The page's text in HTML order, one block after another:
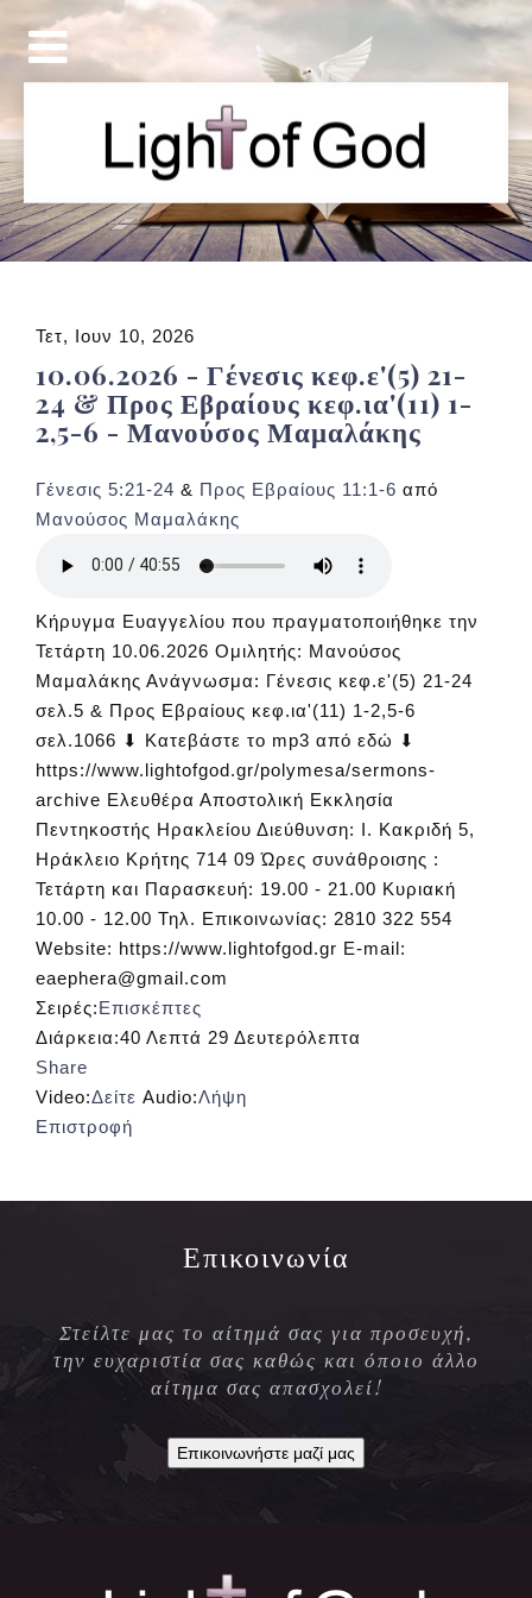
Τετ, Ιουν 10, 2026
10.06.2026 - Γένεσις κεφ.ε'(5) 21-
24 & Προς Εβραίους κεφ.ια'(11) 1-
2,5-6 - Μανούσος Μαμαλάκης
Γένεσις 5:21-24 & Προς Εβραίους 11:1-6 από
Μανούσος Μαμαλάκης
Κήρυγμα Ευαγγελίου που πραγματοποιήθηκε την
Τετάρτη 10.06.2026 Ομιλητής: Μανούσος
Μαμαλάκης Ανάγνωσμα: Γένεσις κεφ.ε'(5) 21-24
σελ.5 & Προς Εβραίους κεφ.ια'(11) 1-2,5-6
σελ.1066 ⬇ Κατεβάστε το mp3 από εδώ ⬇
https://www.lightofgod.gr/polymesa/sermons-
archive Ελευθέρα Αποστολική Εκκλησία
Πεντηκοστής Ηρακλείου Διεύθυνση: Ι. Κακριδή 5,
Ηράκλειο Κρήτης 714 09 Ώρες συνάθροισης :
Τετάρτη και Παρασκευή: 19.00 - 21.00 Κυριακή
10.00 - 12.00 Τηλ. Επικοινωνίας: 2810 322 554
Website: https://www.lightofgod.gr E-mail:
eaephera@gmail.com
Σειρές:Επισκέπτες
Διάρκεια:40 Λεπτά 29 Δευτερόλεπτα
Share
Video:Δείτε Audio:Λήψη
Επιστροφή
Επικοινωνία
Στείλτε μας το αίτημά σας για προσευχή,
την ευχαριστία σας καθώς και όποιο άλλο
αίτημα σας απασχολεί!
Επικοινωνήστε μαζί μας